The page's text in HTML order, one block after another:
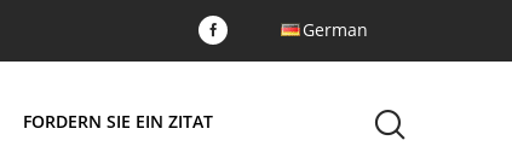
German
FORDERN SIE EIN ZITAT